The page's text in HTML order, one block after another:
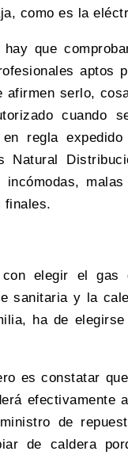
como es la
que
aptos
serlo,
cuando
regla
Natural
finales.
elegir el gas
sanitaria y la
ha de
es constatar
efectivamente
de
de caldera